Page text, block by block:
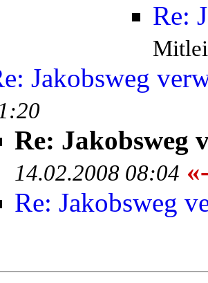
Re:
Jakobsweg
Re: Jakobsweg
14.02.2008 08:04
Re: Jakobsweg